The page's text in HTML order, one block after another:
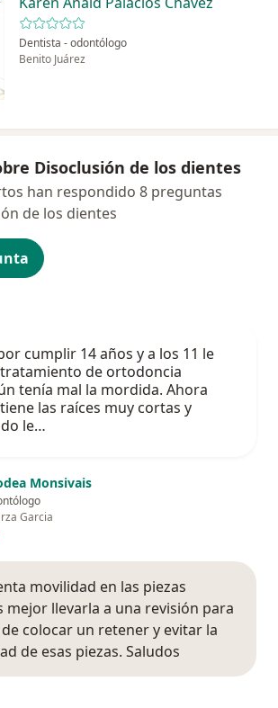
Dentista - odontólogo
Benito Juárez
Disoclusión de los dientes
han respondido 8 preguntas
de los dientes
cumplir 14 años y a los 11 le
de ortodoncia
tenía mal la mordida. Ahora
las raíces muy cortas y
le…
Monsivais
Garcia
movilidad en las piezas
mejor llevarla a una revisión para
colocar un retener y evitar la
de esas piezas. Saludos